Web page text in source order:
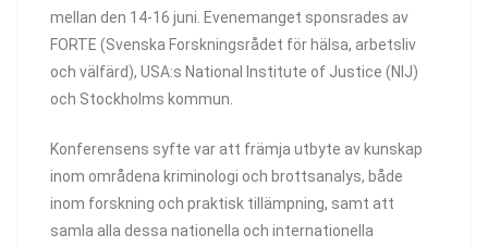
mellan den 14-16 juni. Evenemanget sponsrades av
FORTE (Svenska Forskningsrådet för hälsa, arbetsliv
och välfärd), USA:s National Institute of Justice (NIJ)
och Stockholms kommun.
Konferensens syfte var att främja utbyte av kunskap
inom områdena kriminologi och brottsanalys, både
inom forskning och praktisk tillämpning, samt att
samla alla dessa nationella och internationella